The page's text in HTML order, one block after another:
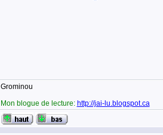
Grominou
Mon blogue de lecture: http://jai-lu.blogspot.ca